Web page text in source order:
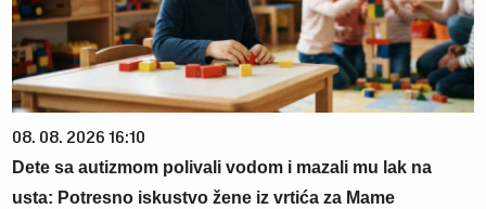
08. 08. 2026 16:10
Dete sa autizmom polivali vodom i mazali mu lak na
usta: Potresno iskustvo žene iz vrtića za Mame